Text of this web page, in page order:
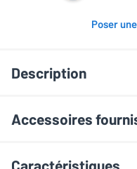
Poser
Description
Points forts
Tweeter hybride pour
Accessoires
• Tissu en micro-fibres
Caractéristiques